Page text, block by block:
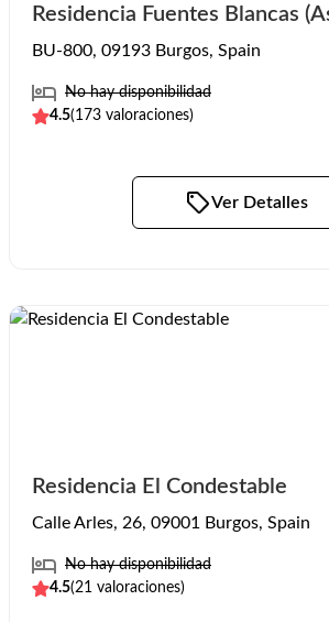
Residencia Fuentes Blancas
BU-800, 09193 Burgos, Spain
No hay disponibilidad
4.5(173 valoraciones)
Ver Detalles
Residencia El Condestable
Calle Arles, 26, 09001 Burgos, Spain
No hay disponibilidad
4.5(21 valoraciones)